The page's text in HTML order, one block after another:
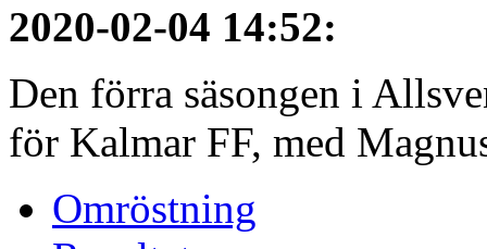
2020-02-04 14:52:
Den förra säsongen i
för Kalmar FF, med
Omröstning